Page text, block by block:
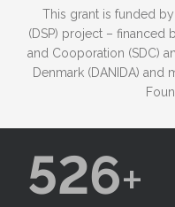
This grant is funded
(DSP) project – financed
and Cooporation (SDC)
Denmark (DANIDA) and
526